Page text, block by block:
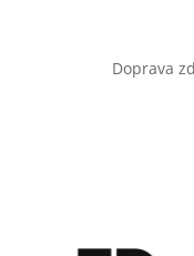
Doprava